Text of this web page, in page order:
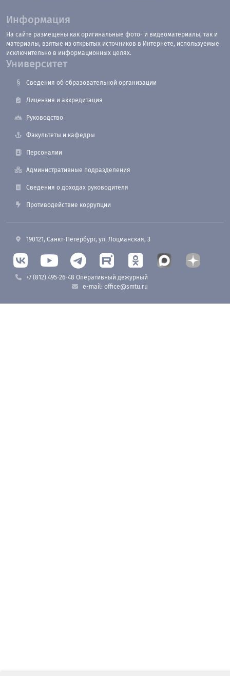
Информация
На сайте размещены как оригинальные фото- и видеоматериалы, так и
материалы, взятые из открытых источников в Интернете, используемые
исключительно в информационных целях.
Университет
Сведения об образовательной организации
Лицензия и аккредитация
Руководство
Факультеты и кафедры
Персоналии
Административные подразделения
Сведения о доходах руководителя
Противодействие коррупции
190121, Санкт-Петербург, ул. Лоцманская, 3
+7 (812) 495-26-48 Оперативный дежурный
e-mail: office@smtu.ru